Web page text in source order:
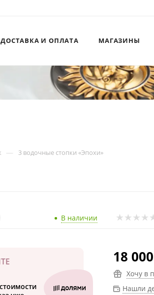
ДОСТАВКА И ОПЛАТА МАГАЗИНЫ
— 3 водочные стопки «Эпохи»
В наличии
18 000
Хочу в
Нашли